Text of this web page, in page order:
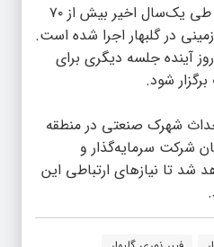
به گفته مسئولان مخابرات، طی یک‌سال اخیر بیش از ۷۰
در گلبهار اجرا شده است.
همچنین مقرر شد ظرف ۴۰ روز آینده جلسه دیگری برای
شود.
شهرک صنعتی در منطقه
شرکت سرمایه‌گذار و
شد تا نیازهای ارتباطی این